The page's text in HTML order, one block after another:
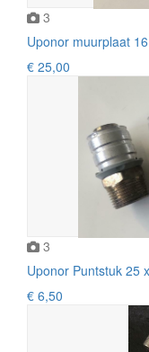
3
Uponor muurplaat
€ 25,00
3
Uponor Puntstuk 25
€ 6,50